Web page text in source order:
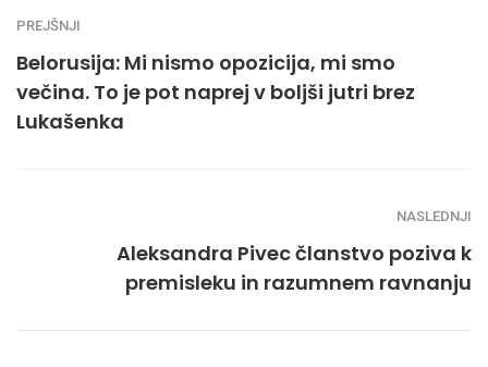
PREJŠNJI
Belorusija: Mi nismo opozicija, mi smo
večina. To je pot naprej v boljši jutri brez
Lukašenka
NASLEDNJI
Aleksandra Pivec članstvo poziva k
premisleku in razumnem ravnanju